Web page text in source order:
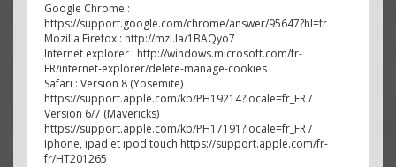
Google Chrome :
https://support.google.com/chrome/answer/95647?hl=fr
Mozilla Firefox : http://mzl.la/1BAQyo7
Internet explorer : http://windows.microsoft.com/fr-
FR/internet-explorer/delete-manage-cookies
Safari : Version 8 (Yosemite)
https://support.apple.com/kb/PH19214?locale=fr_FR /
Version 6/7 (Mavericks)
https://support.apple.com/kb/PH17191?locale=fr_FR /
Iphone, ipad et ipod touch https://support.apple.com/fr-
fr/HT201265